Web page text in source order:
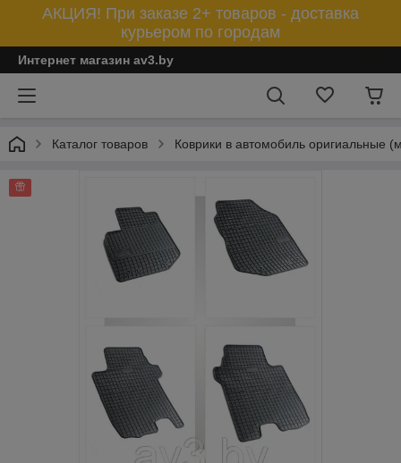
АКЦИЯ! При заказе 2+ товаров - доставка
курьером по городам
Интернет магазин av3.by
Каталог товаров Коврики в автомобиль оригиальные